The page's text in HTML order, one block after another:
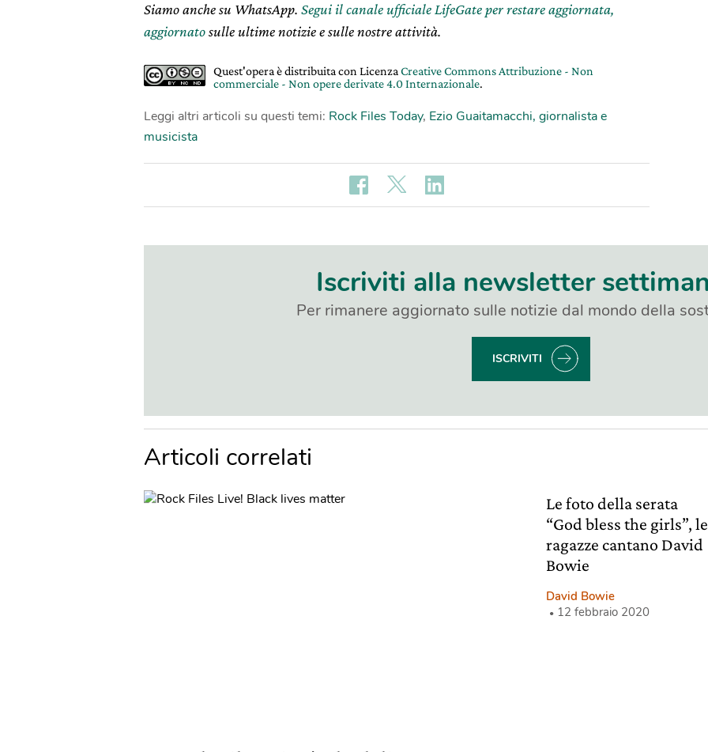
Siamo anche su WhatsApp. Segui il canale ufficiale LifeGate per restare aggiornata,
aggiornatosulle ultime notizie e sulle nostre attività.
Quest'opera è distribuita con Licenza Creative Commons Attribuzione - Non
commerciale - Non opere derivate 4.0 Internazionale.
Leggi altri articoli su questi temi: Rock Files Today, Ezio Guaitamacchi, giornalista e
musicista
Iscriviti alla newsletter
Per rimanere aggiornato sulle notizie dal mondo della
ISCRIVITI
Articoli correlati
Le foto della serata
“God bless the girls”, le
ragazze cantano David
Bowie
David Bowie
12 febbraio 2020